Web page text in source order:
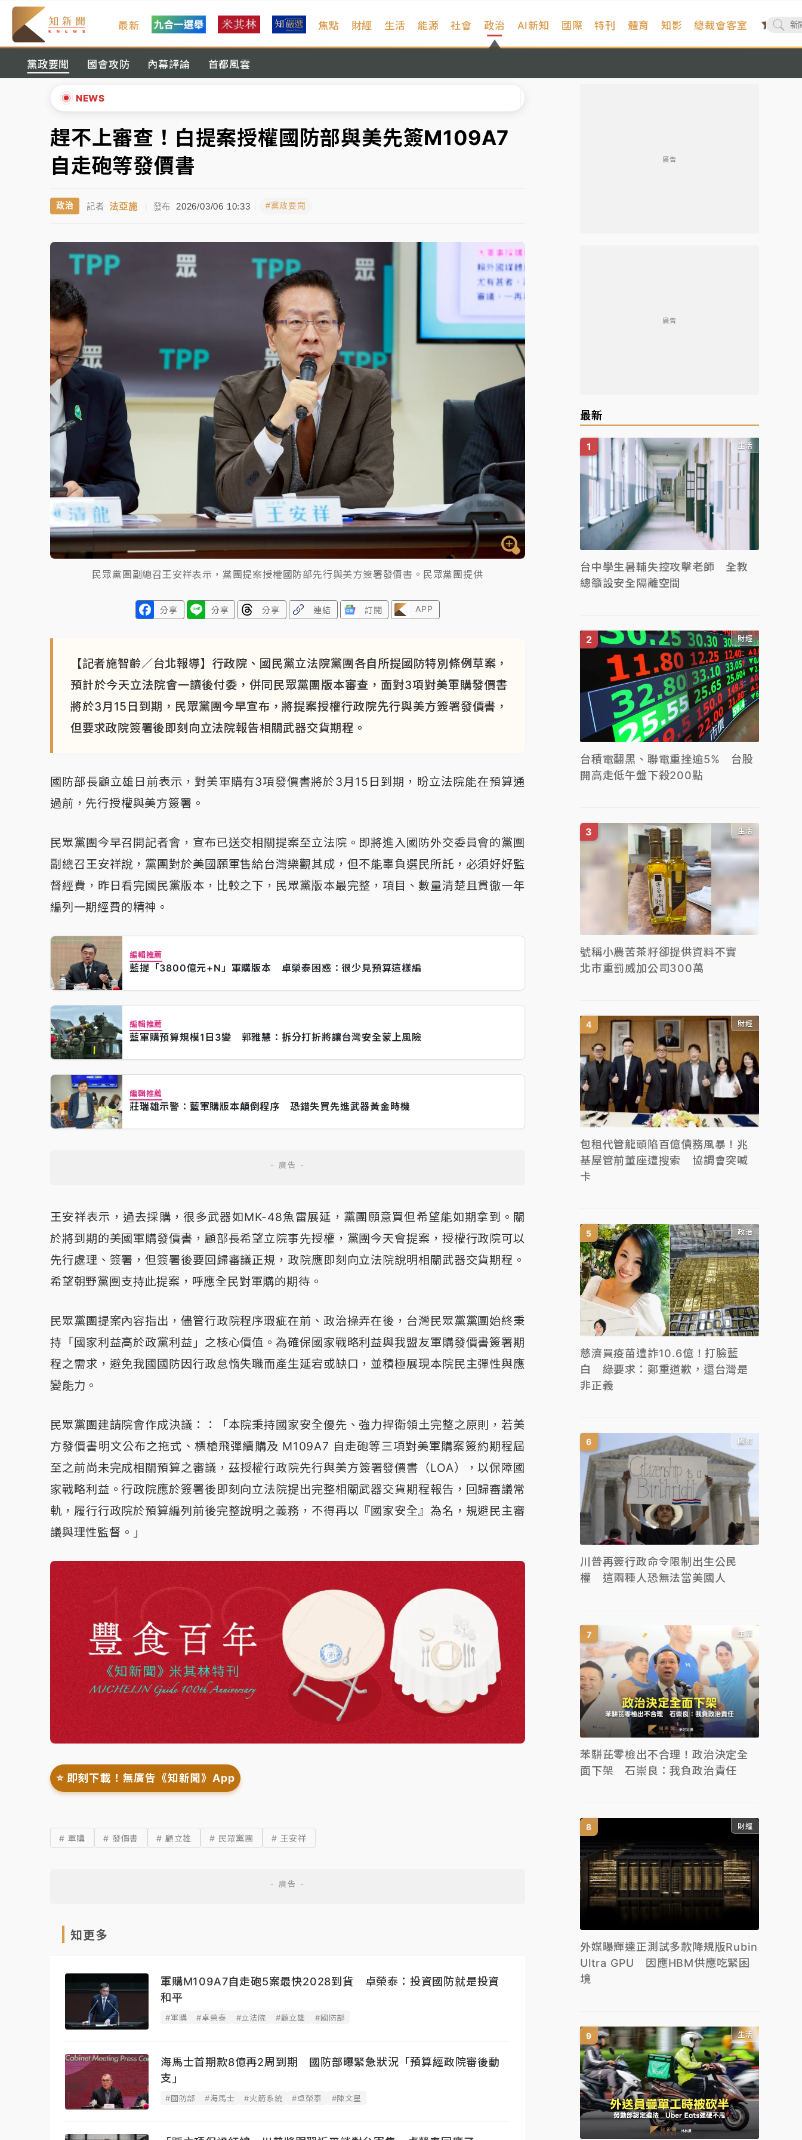
最新 焦點 財經 生活 能源 社會 政治
黨政要聞 國會攻防 內幕評論 首都風雲
AI新知 國際 特刊 體育 知影 總裁會客室
NEWS
暑假過三周才推「E宿新北打卡趣」！抽獎程序複雜 觀旅局回應了
中信慈善基金會想增加董事人數！辜仲諒向法院聲請遭駁 理由曝光
故宮《龍藏經》特展第2檔！今線上預約開賣一度塞車 周六起展出延長至晚上7時
台東農業處長涉圖利渡假村！東檢抗告成功 今重開羈押庭
女律師陳昱瑄詐慈濟10億！黃金158kg遭查扣畫面曝光
中信慈善基金會想增加董事人數！辜仲諒向法院聲請遭駁 理由曝光
故宮《龍藏經》特展第2檔！今線上預約開賣一度塞車 周六起展出延長至晚上7時
台東農業處長涉圖利渡假村！東檢抗告成功 今重開羈押庭
父親節泡湯了！中颱白海豚雨彈轟3天 「紅到發紫」降雨熱區曝
▲
▼
趕不上審查！白提案授權國防部與美先簽M109A7
自走砲等發價書
政治 記者 法亞施 | 發布 2026/03/06 10:33 #黨政要聞
民眾黨團副總召王安祥表示，黨團提案授權國防部先行與美方簽署發價書。民眾黨團提供
分享 分享 分享 連結 訂閱 APP
【記者施智齡／台北報導】行政院、國民黨立法院黨團各自所提國防特別條例草案，
預計於今天立法院會一讀後付委，併同民眾黨團版本審查，面對3項對美軍購發價書
將於3月15日到期，民眾黨團今早宣布，將提案授權行政院先行與美方簽署發價書，
但要求政院簽署後即刻向立法院報告相關武器交貨期程。
國防部長顧立雄日前表示，對美軍購有3項發價書將於3月15日到期，盼立法院能在預算通
過前，先行授權與美方簽署。
民眾黨團今早召開記者會，宣布已送交相關提案至立法院。即將進入國防外交委員會的黨團
副總召王安祥說，黨團對於美國願軍售給台灣樂觀其成，但不能辜負選民所託，必須好好監
督經費，昨日看完國民黨版本，比較之下，民眾黨版本最完整，項目、數量清楚且貫徹一年
編列一期經費的精神。
編輯推薦
藍提「3800億元+N」軍購版本 卓榮泰困惑：很少見預算這樣編
編輯推薦
藍軍購預算規模1日3變 郭雅慧：拆分打折將讓台灣安全蒙上風險
編輯推薦
莊瑞雄示警：藍軍購版本顛倒程序 恐錯失買先進武器黃金時機
王安祥表示，過去採購，很多武器如MK-48魚雷展延，黨團願意買但希望能如期拿到。關
於將到期的美國軍購發價書，顧部長希望立院事先授權，黨團今天會提案，授權行政院可以
先行處理、簽署，但簽署後要回歸審議正規，政院應即刻向立法院說明相關武器交貨期程。
希望朝野黨團支持此提案，呼應全民對軍購的期待。
民眾黨團提案內容指出，儘管行政院程序瑕疵在前、政治操弄在後，台灣民眾黨黨團始終秉
持「國家利益高於政黨利益」之核心價值。為確保國家戰略利益與我盟友軍購發價書簽署期
程之需求，避免我國國防因行政怠惰失職而產生延宕或缺口，並積極展現本院民主彈性與應
變能力。
民眾黨團建請院會作成決議：：「本院秉持國家安全優先、強力捍衛領土完整之原則，若美
方發價書明文公布之拖式、標槍飛彈續購及 M109A7 自走砲等三項對美軍購案簽約期程屆
至之前尚未完成相關預算之審議，茲授權行政院先行與美方簽署發價書（LOA），以保障國
家戰略利益。行政院應於簽署後即刻向立法院提出完整相關武器交貨期程報告，回歸審議常
軌，履行行政院於預算編列前後完整說明之義務，不得再以『國家安全』為名，規避民主審
議與理性監督。」
⭐️ 即刻下載！無廣告《知新聞》App
# 軍購 # 發價書 # 顧立雄 # 民眾黨團 # 王安祥
知更多
軍購M109A7自走砲5案最快2028到貨 卓榮泰：投資國防就是投資
和平
#軍購 #卓榮泰 #立法院 #顧立雄 #國防部
海馬士首期款8億再2周到期 國防部曝緊急狀況「預算經政院審後動
支」
#國防部 #海馬士 #火箭系統 #卓榮泰 #陳文星
廣告
廣告
最新
生活
台中學生暑輔失控攻擊老師 全教
總籲設安全隔離空間
財經
台積電翻黑、聯電重挫逾5% 台股
開高走低午盤下殺200點
生活
號稱小農苦茶籽卻提供資料不實
北市重罰威加公司300萬
財經
包租代管龍頭陷百億債務風暴！兆
基屋管前董座遭搜索 協調會突喊
卡
政治
慈濟買疫苗遭詐10.6億！打臉藍
白 綠要求：鄭重道歉，還台灣是
非正義
國際
川普再簽行政命令限制出生公民
權 這兩種人恐無法當美國人
生活
苯駢芘零檢出不合理！政治決定全
面下架 石崇良：我負政治責任
財經
外媒曝輝達正測試多款降規版Rubin
Ultra GPU 因應HBM供應吃緊困
境
生活